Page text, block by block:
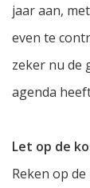
jaar aan,
even te
zeker nu de
agenda
Let op de
Reken op